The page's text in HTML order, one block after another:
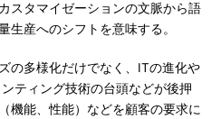
スタマイゼーションの文脈から語
生産へのシフトを意味する。
の多様化だけでなく、ITの進化や
ティング技術の台頭などが後押
機能、性能）などを顧客の要求に